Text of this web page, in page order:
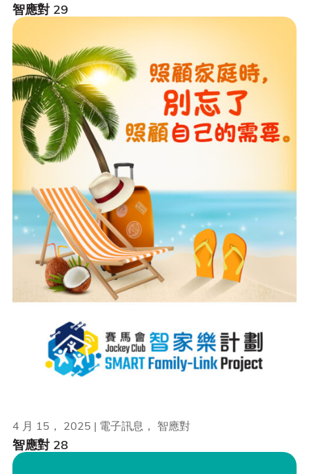
智應對 29
智應對 28
4 月 15， 2025 | 電子訊息， 智應對